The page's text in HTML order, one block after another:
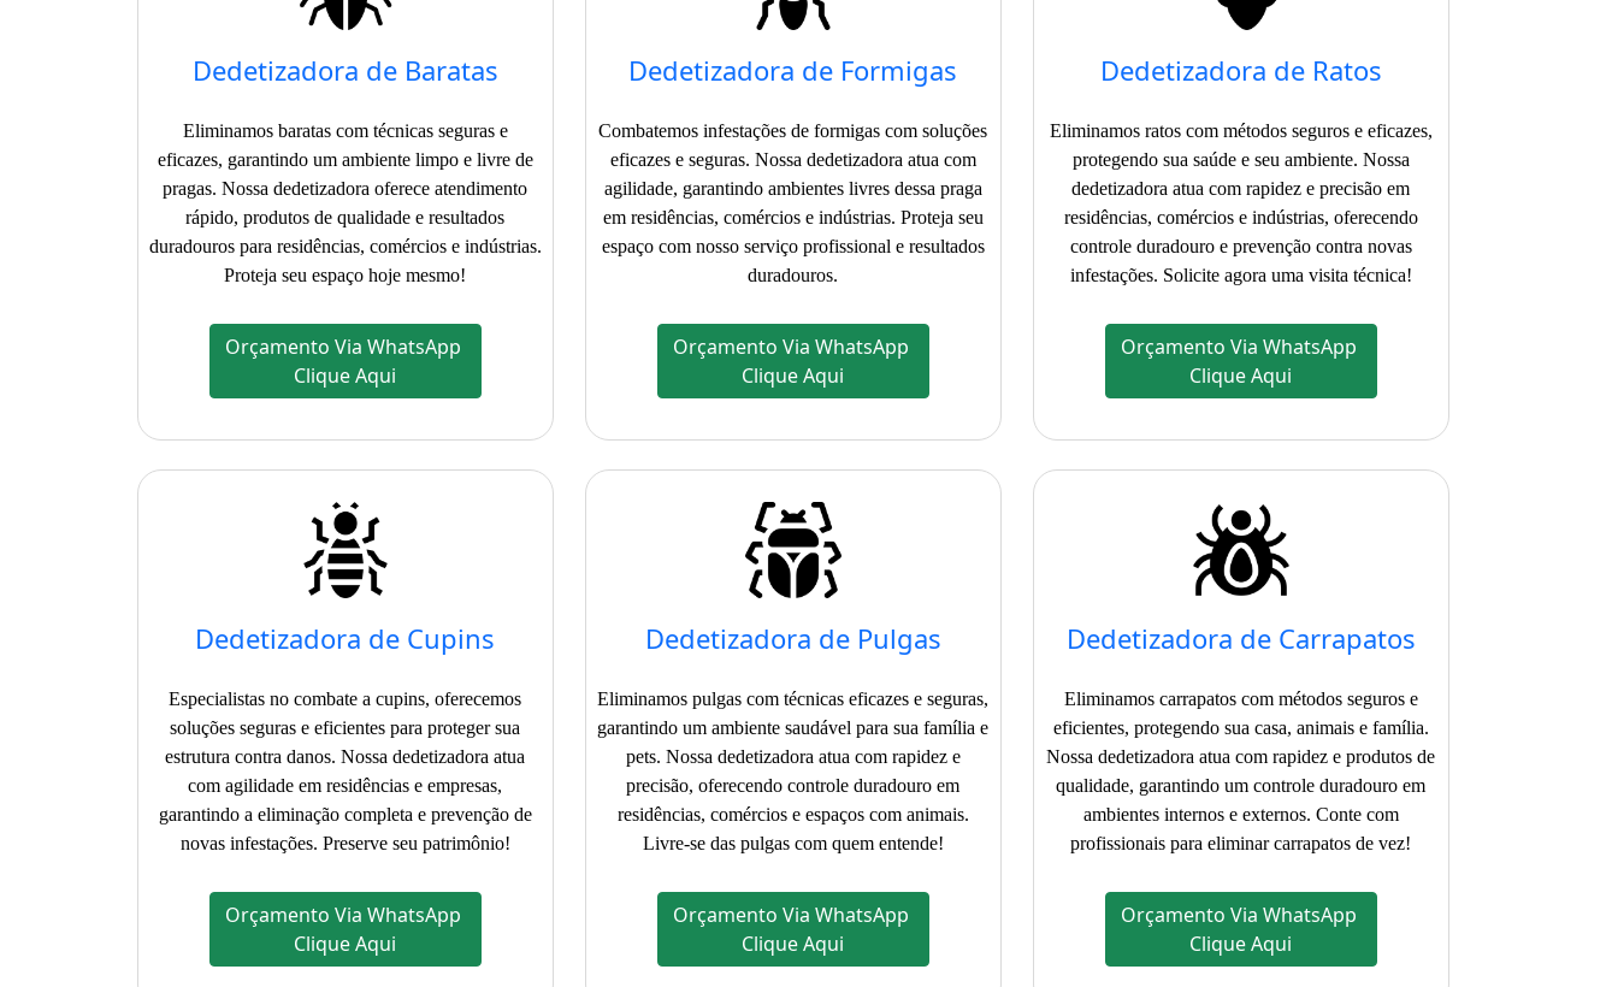
Dedetizadora de Baratas
Eliminamos baratas com técnicas seguras e
eficazes, garantindo um ambiente limpo e livre de
pragas. Nossa dedetizadora oferece atendimento
rápido, produtos de qualidade e resultados
duradouros para residências, comércios e indústrias.
Proteja seu espaço hoje mesmo!
Orçamento Via WhatsApp
Clique Aqui
Dedetizadora de Formigas
Combatemos infestações de formigas com soluções
eficazes e seguras. Nossa dedetizadora atua com
agilidade, garantindo ambientes livres dessa praga
em residências, comércios e indústrias. Proteja seu
espaço com nosso serviço profissional e resultados
duradouros.
Orçamento Via WhatsApp
Clique Aqui
Dedetizadora de Ratos
Eliminamos ratos com métodos seguros e eficazes,
protegendo sua saúde e seu ambiente. Nossa
dedetizadora atua com rapidez e precisão em
residências, comércios e indústrias, oferecendo
controle duradouro e prevenção contra novas
infestações. Solicite agora uma visita técnica!
Orçamento Via WhatsApp
Clique Aqui
Dedetizadora de Cupins
Especialistas no combate a cupins, oferecemos
soluções seguras e eficientes para proteger sua
estrutura contra danos. Nossa dedetizadora atua
com agilidade em residências e empresas,
garantindo a eliminação completa e prevenção de
novas infestações. Preserve seu patrimônio!
Orçamento Via WhatsApp
Clique Aqui
Dedetizadora de Pulgas
Eliminamos pulgas com técnicas eficazes e seguras,
garantindo um ambiente saudável para sua família e
pets. Nossa dedetizadora atua com rapidez e
precisão, oferecendo controle duradouro em
residências, comércios e espaços com animais.
Livre-se das pulgas com quem entende!
Orçamento Via WhatsApp
Clique Aqui
Dedetizadora de Carrapatos
Eliminamos carrapatos com métodos seguros e
eficientes, protegendo sua casa, animais e família.
Nossa dedetizadora atua com rapidez e produtos de
qualidade, garantindo um controle duradouro em
ambientes internos e externos. Conte com
profissionais para eliminar carrapatos de vez!
Orçamento Via WhatsApp
Clique Aqui